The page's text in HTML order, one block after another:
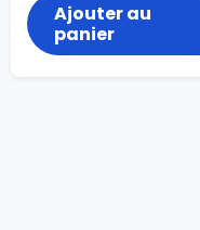
Ajouter au
panier